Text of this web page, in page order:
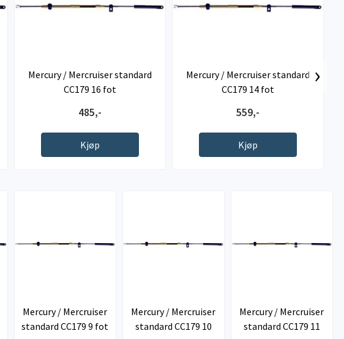
Mercury / Mercruiser standard
CC179 16 fot
485,-
Kjøp
Mercury / Mercruiser standard
CC179 14 fot
559,-
Kjøp
›
Mercury / Mercruiser
standard CC179 9 fot
Mercury / Mercruiser
standard CC179 10
Mercury / Mercruiser
standard CC179 11